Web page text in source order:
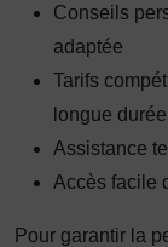
Conseils
adaptée
Tarifs
longue durée
Assistance
Accès facile
Pour garantir la